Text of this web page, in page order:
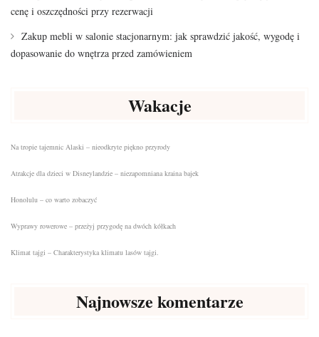
cenę i oszczędności przy rezerwacji
Zakup mebli w salonie stacjonarnym: jak sprawdzić jakość, wygodę i
dopasowanie do wnętrza przed zamówieniem
Wakacje
Na tropie tajemnic Alaski – nieodkryte piękno przyrody
Atrakcje dla dzieci w Disneylandzie – niezapomniana kraina bajek
Honolulu – co warto zobaczyć
Wyprawy rowerowe – przeżyj przygodę na dwóch kółkach
Klimat tajgi – Charakterystyka klimatu lasów tajgi.
Najnowsze komentarze